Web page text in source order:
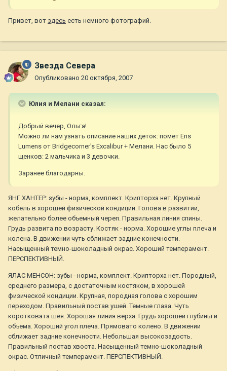
Привет, вот здесь есть немного фотографий.
Звезда Севера
Опубликовано 20 октября, 2007
Юлия и Мелани сказал:
Добрый вечер, Ольга!
Можно ли нам узнать описание наших деток: помет Ens
Lumens от Bridgecorner's Excalibur + Мелани. Нас было 5
щенков: 2 мальчика и 3 девочки.
Заранее благодарны.
ЯНГ ХАНТЕР: зубы - норма, комплект. Крипторха нет. Крупный
кобель в хорошей физической кондиции. Голова в развитии,
желательно более объемный череп. Правильная линия спины.
Грудь развита по возрасту. Костяк - норма. Хорошие углы плеча и
колена. В движении чуть сближает задние конечности.
Насыщенный темно-шоколадный окрас. Хороший темперамент.
ПЕРСПЕКТИВНЫЙ.
ЯЛАС МЕНСОН: зубы - норма, комплект. Крипторха нет. Породный,
среднего размера, с достаточным костяком, в хорошей
физической кондиции. Крупная, породная голова с хорошим
переходом. Правильный постав ушей. Темные глаза. Чуть
коротковата шея. Хорошая линия верха. Грудь хорошей глубины и
объема. Хороший угол плеча. Прямовато колено. В движении
сближает задние конечности. Небольшая высокозадость.
Правильный постав хвоста. Насыщенный темно-шоколадный
окрас. Отличный темперамент. ПЕРСПЕКТИВНЫЙ.